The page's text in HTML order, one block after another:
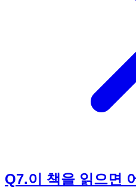
내면과 외적 변화에 있기 때문
어도 독자들이 충분히 공감하
흐름과 인물 중심의 이야기에
라는 인물의 드라마틱한 성장
전공자분들도 《넥스트 스티
Q7.이 책을 읽으면